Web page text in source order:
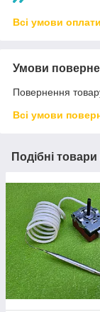
Всі умови оплати
Умови
Повернення
Всі умови
Подібні товари